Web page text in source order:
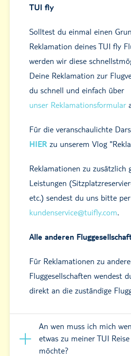
TUI fly
Solltest du einmal einen
Reklamation deines TUI fly
werden wir diese
Deine Reklamation zur
du schnell und einfach über
unser Reklamationsformular
Für die veranschaulichte
HIER zu unserem Vlog
Reklamationen zu zusätzlich
Leistungen
etc.) sendest du uns bitte
kundenservice@tuifly.com.
Alle anderen
Für Reklamationen zu
Fluggesellschaften wendest
direkt an die zuständige
An wen muss ich mich
etwas zu meiner TUI
möchte?